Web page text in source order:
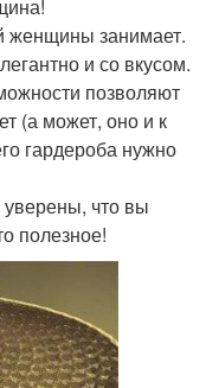
женщины занимает.
и со вкусом.
позволяют
(а может, оно и к
гардероба нужно
что вы
полезное!